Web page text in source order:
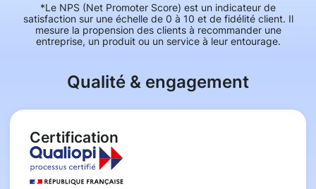
*Le NPS (Net Promoter Score) est un indicateur de
satisfaction sur une échelle de 0 à 10 et de fidélité client. Il
mesure la propension des clients à recommander une
entreprise, un produit ou un service à leur entourage.
Qualité & engagement
Certification